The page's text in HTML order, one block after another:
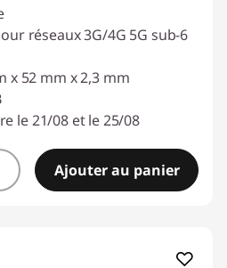
réseaux 3G/4G 5G sub-6
x 52 mm x 2,3 mm
le 21/08 et le 25/08
Ajouter au panier